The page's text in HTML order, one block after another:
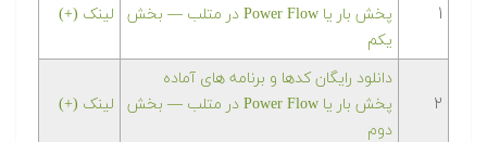
۱
پخش بار یا Power Flow در متلب — بخش
یکم
لینک (+)
۲
‫‫دانلود رایگان کدها و برنامه های آماده
پخش بار یا Power Flow در متلب — بخش
دوم
لینک (+)